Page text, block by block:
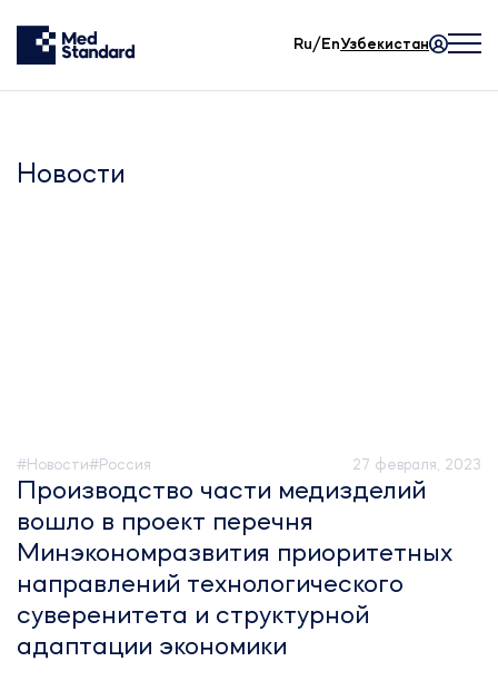
Ru/EnУзбекистан
Новости
#Новости#Россия 27 февраля, 2023
Производство части медизделий
вошло в проект перечня
Минэкономразвития приоритетных
направлений ‎технологического
суверенитета и структурной
адаптации экономики